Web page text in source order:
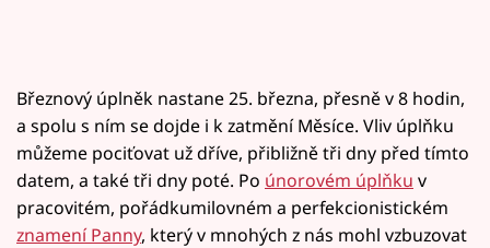
Březnový úplněk nastane 25. března, přesně v 8 hodin,
a spolu s ním se dojde i k zatmění Měsíce. Vliv úplňku
můžeme pociťovat už dříve, přibližně tři dny před tímto
datem, a také tři dny poté. Po únorovém úplňku v
pracovitém, pořádkumilovném a perfekcionistickém
znamení Panny, který v mnohých z nás mohl vzbuzovat